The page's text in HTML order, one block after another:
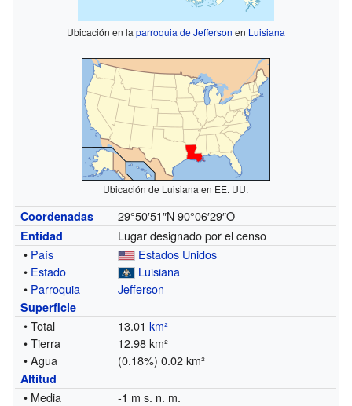
Ubicación en la parroquia de Jefferson en Luisiana
Ubicación de Luisiana en EE. UU.
Coordenadas 29°50′51″N 90°06′29″O
Entidad
Lugar designado por el censo
• País
Estados Unidos
• Estado
Luisiana
• Parroquia Jefferson
Superficie
• Total 13.01km²
• Tierra
12.98 km²
• Agua
(0.18%) 0.02 km²
Altitud
• Media -1 m s. n. m.